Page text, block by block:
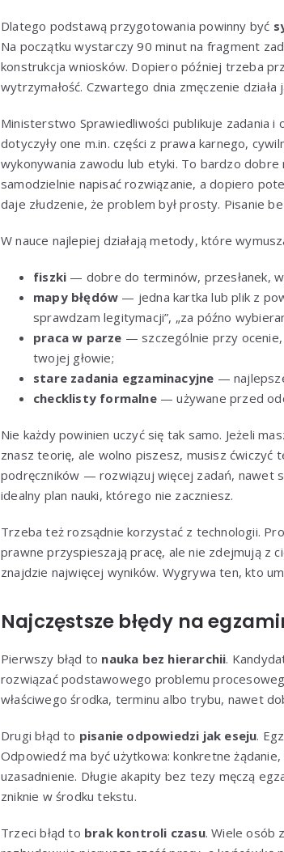
Dlatego podstawą przygotowania powinny być
Na początku wystarczy 90 minut na fragment
konstrukcja wniosków. Dopiero później trzeba
wytrzymałość. Czwartego dnia zmęczenie
Ministerstwo Sprawiedliwości publikuje zadania
dotyczyły one m.in. części z prawa karnego,
wykonywania zawodu lub etyki. To bardzo
samodzielnie napisać rozwiązanie, a dopiero
daje złudzenie, że problem był prosty. Pisanie
W nauce najlepiej działają metody, które
fiszki — dobre do terminów, przesłanek,
mapy błędów — jedna kartka lub plik z
sprawdzam legitymacji”, „za późno
praca w parze — szczególnie przy ocenie,
twojej głowie;
stare zadania egzaminacyjne —
checklisty formalne— używane przed
Nie każdy powinien uczyć się tak samo. Jeżeli
znasz teorię, ale wolno piszesz, musisz ćwiczyć
podręczników — rozwiązuj więcej zadań, nawet
idealny plan nauki, którego nie zaczniesz.
Trzeba też rozsądnie korzystać z technologii.
prawne przyspieszają pracę, ale nie zdejmują z
znajdzie najwięcej wyników. Wygrywa ten, kto
Najczęstsze błędy na
Pierwszy błąd to nauka bez hierarchii.
rozwiązać podstawowego problemu
właściwego środka, terminu albo trybu, nawet
Drugi błąd to pisanie odpowiedzi jak eseju.
Odpowiedź ma być użytkowa: konkretne
uzasadnienie. Długie akapity bez tezy męczą
zniknie w środku tekstu.
Trzeci błąd to brak kontroli czasu. Wiele osób